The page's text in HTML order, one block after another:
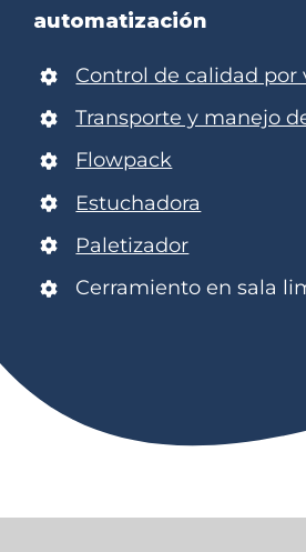
automatización
Control de calidad por
Transporte y manejo
Flowpack
Estuchadora
Paletizador
Cerramiento en sala